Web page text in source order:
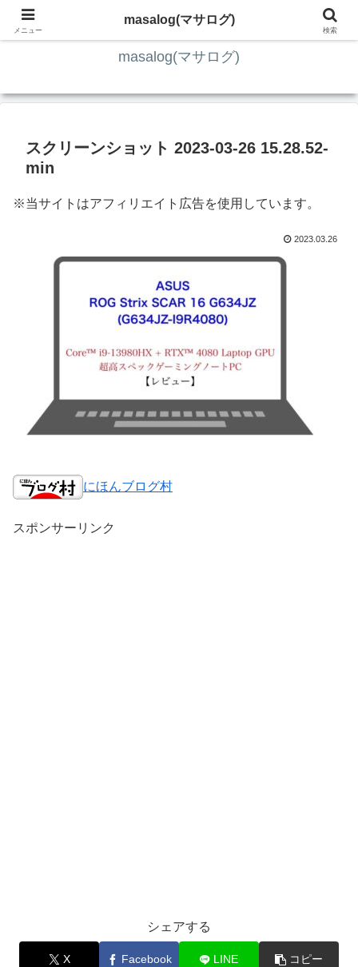
ITの知識4割・ガジェット4割・その他2割 の趣味ブログ
masalog(マサログ)
スクリーンショット 2023-03-26 15.28.52-
min
※当サイトはアフィリエイト広告を使用しています。
2023.03.26
にほんブログ村
スポンサーリンク
シェアする
X Facebook LINE コピー
メニュー
masalog(マサログ)
検索